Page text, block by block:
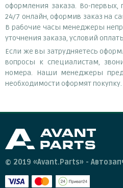
оформления заказа. Во-первых,
24/7 онлайн, оформив заказ на
В рабочие часы менеджеры
уточнения заказа, условий
Если же вы затрудняетесь
вопросы к специалистам,
номера. Наши менеджеры
необходимости оформят
© 2019 «Avant.Parts» -